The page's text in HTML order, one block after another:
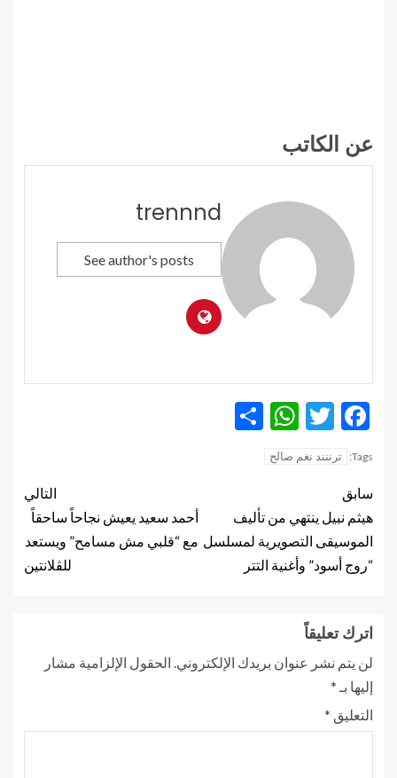
عن الكاتب
trennnd
See author's posts
Facebook
Twitter
WhatsApp
Tags: ترننند نغم صالح
سابق
هيثم نبيل ينتهي من تأليف
الموسيقى التصويرية لمسلسل
“روج أسود” وأغنية التتر
التالي
أحمد سعيد يعيش نجاحاً ساحقاً
مع “قلبي مش مسامح” ويستعد
للڤلانتين
اترك تعليقاً
لن يتم نشر عنوان بريدك الإلكتروني. الحقول الإلزامية مشار
إليها بـ *
التعليق *